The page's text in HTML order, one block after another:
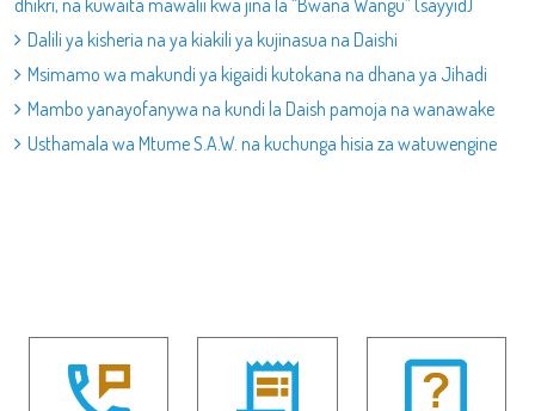
dhikri, na kuwaita mawalii kwa jina la “Bwana Wangu” (sayyid)
Dalili ya kisheria na ya kiakili ya kujinasua na Daishi
Msimamo wa makundi ya kigaidi kutokana na dhana ya Jihadi
Mambo yanayofanywa na kundi la Daish pamoja na wanawake
Usthamala wa Mtume S.A.W. na kuchunga hisia za watuwengine